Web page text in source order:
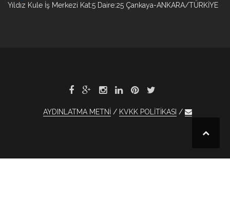
Yıldız Kule İş Merkezi Kat:5 Daire:25 Çankaya-ANKARA/TÜRKİYE
AYDINLATMA METNİ KVKK POLİTİKASI